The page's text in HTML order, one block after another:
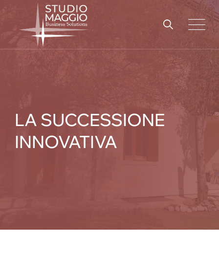
content
LA SUCCESSIONE
INNOVATIVA